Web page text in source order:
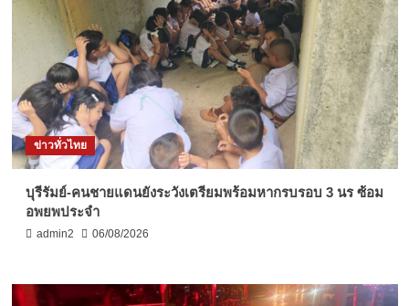
ข่าวทั่วไทย
บุรีรัมย์-คนชายแดนยังระวังเตรียมพร้อมหากรบรอบ 3 นร ซ้อม
อพยพประจำ
admin2 06/08/2026